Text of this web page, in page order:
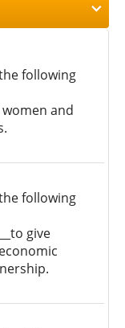
following
women and
following
give